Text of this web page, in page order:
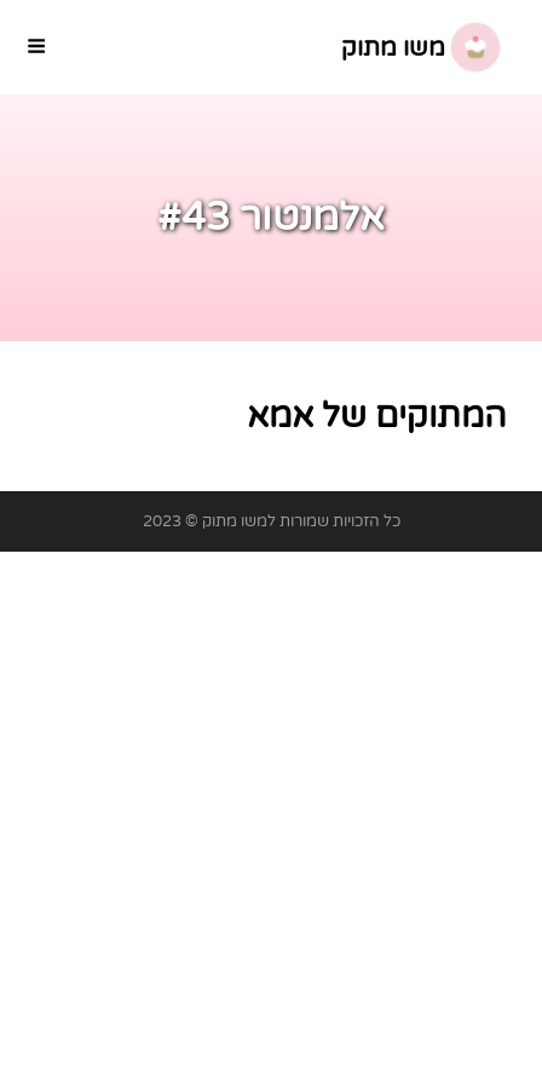
משו מתוק
אלמנטור #43
המתוקים של אמא
כל הזכויות שמורות למשו מתוק © 2023